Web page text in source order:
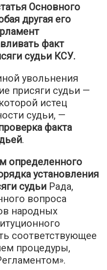
Основного
другая его
факт
судьи КСУ.
увольнения
присяги судьи —
истец
судьи, —
факта
.
определенного
установления
судьи Рада,
вопроса
народных
соответствующее
процедуры,